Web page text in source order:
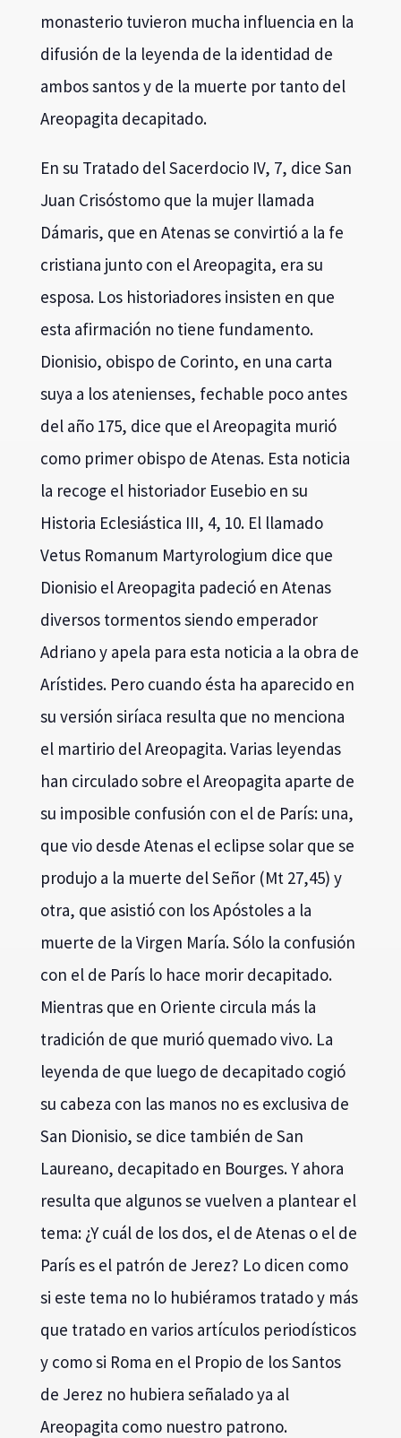
monasterio tuvieron mucha influencia en la
difusión de la leyenda de la identidad de
ambos santos y de la muerte por tanto del
Areopagita decapitado.
En su Tratado del Sacerdocio IV, 7, dice San
Juan Crisóstomo que la mujer llamada
Dámaris, que en Atenas se convirtió a la fe
cristiana junto con el Areopagita, era su
esposa. Los historiadores insisten en que
esta afirmación no tiene fundamento.
Dionisio, obispo de Corinto, en una carta
suya a los atenienses, fechable poco antes
del año 175, dice que el Areopagita murió
como primer obispo de Atenas. Esta noticia
la recoge el historiador Eusebio en su
Historia Eclesiástica III, 4, 10. El llamado
Vetus Romanum Martyrologium dice que
Dionisio el Areopagita padeció en Atenas
diversos tormentos siendo emperador
Adriano y apela para esta noticia a la obra de
Arístides. Pero cuando ésta ha aparecido en
su versión siríaca resulta que no menciona
el martirio del Areopagita. Varias leyendas
han circulado sobre el Areopagita aparte de
su imposible confusión con el de París: una,
que vio desde Atenas el eclipse solar que se
produjo a la muerte del Señor (Mt 27,45) y
otra, que asistió con los Apóstoles a la
muerte de la Virgen María. Sólo la confusión
con el de París lo hace morir decapitado.
Mientras que en Oriente circula más la
tradición de que murió quemado vivo. La
leyenda de que luego de decapitado cogió
su cabeza con las manos no es exclusiva de
San Dionisio, se dice también de San
Laureano, decapitado en Bourges. Y ahora
resulta que algunos se vuelven a plantear el
tema: ¿Y cuál de los dos, el de Atenas o el de
París es el patrón de Jerez? Lo dicen como
si este tema no lo hubiéramos tratado y más
que tratado en varios artículos periodísticos
y como si Roma en el Propio de los Santos
de Jerez no hubiera señalado ya al
Areopagita como nuestro patrono.